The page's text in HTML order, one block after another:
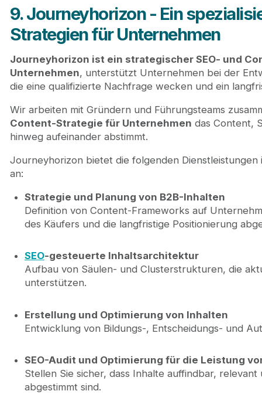
9. Journeyhorizon - Ein
Strategien für Unternehmen
Journeyhorizon ist ein strategischer SEO- und
Unternehmen, unterstützt Unternehmen bei der
die eine qualifizierte Nachfrage wecken und ein
Wir arbeiten mit Gründern und Führungsteams
Content-Strategie für Unternehmen das Content,
hinweg aufeinander abstimmt.
Journeyhorizon bietet die folgenden
an:
Strategie und Planung von B2B-Inhalten
Definition von Content-Frameworks auf
des Käufers und die langfristige Positionierung
SEO-gesteuerte Inhaltsarchitektur
Aufbau von Säulen- und Clusterstrukturen, die
unterstützen.
Erstellung und Optimierung von Inhalten
Entwicklung von Bildungs-, Entscheidungs- und
SEO-Audit und Optimierung für die Leistung
Stellen Sie sicher, dass Inhalte auffindbar,
abgestimmt sind.